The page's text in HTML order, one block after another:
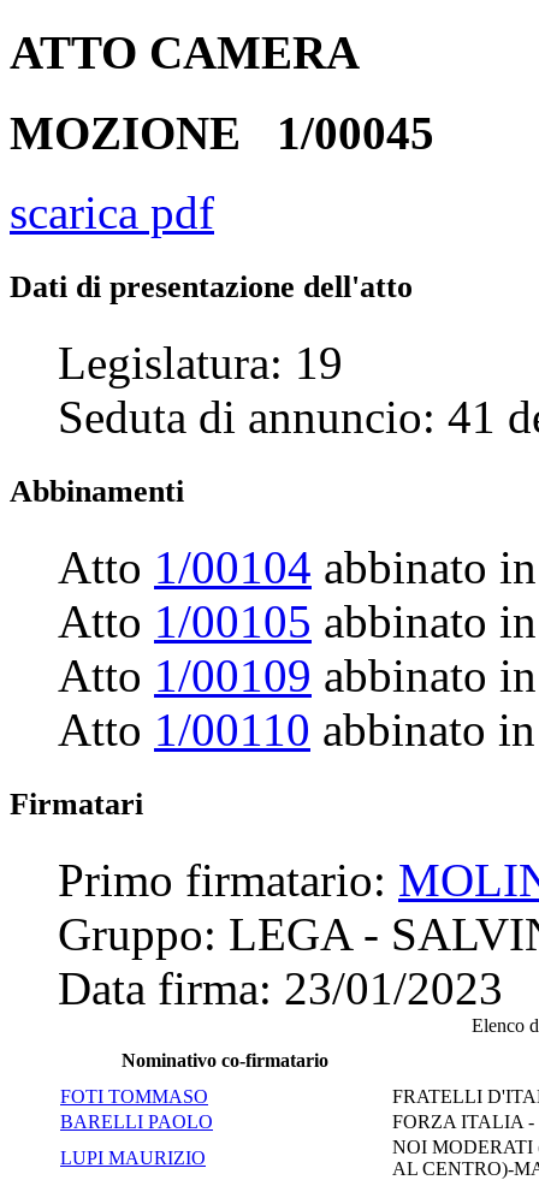
ATTO CAMERA
MOZIONE 1/00045
scarica pdf
Dati di presentazione dell'atto
Legislatura: 19
Seduta di annuncio: 41
Abbinamenti
Atto 1/00104 abbinato
Atto 1/00105 abbinato
Atto 1/00109 abbinato
Atto 1/00110 abbinato
Firmatari
Primo firmatario:
Gruppo: LEGA -
Data firma: 23/01/2023
Elenco
Nominativo co-firmatario
FOTI TOMMASO
FRATELLI
BARELLI PAOLO
FORZA ITALIA -
LUPI MAURIZIO
NOI
AL CENTRO)-